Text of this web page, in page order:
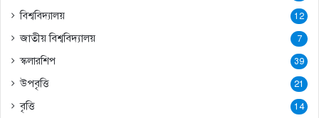
বিশ্ববিদ্যালয় 12
জাতীয় বিশ্ববিদ্যালয় 7
স্কলারশিপ 39
উপবৃত্তি 21
বৃত্তি 14